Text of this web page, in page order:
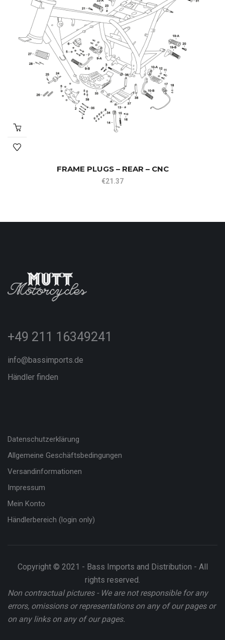
FRAME PLUGS – REAR – CNC
€21.37
+49 211 16349241
info@bassimports.de
Händler finden
Datenschutzerklärung
Allgemeine Geschäftsbedingungen
Versandinformationen
Impressum
Mein Konto
Händlerbereich (login only)
Copyright © 2021 - Bass Imports and Distribution - All
rights reserved.
Non contractual pictures - We are not responsible for any
errors, omissions or representations on any of our pages or
on any links on any of our pages.